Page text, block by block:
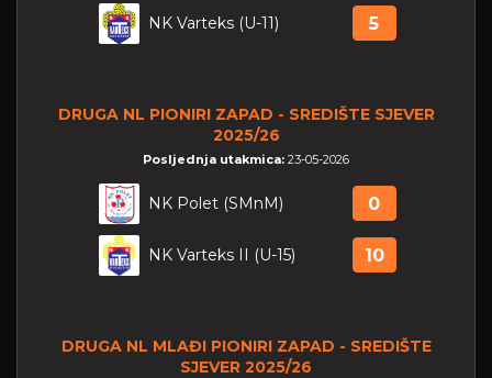
NK Varteks (U-11) 5
DRUGA NL PIONIRI ZAPAD - SREDIŠTE SJEVER
2025/26
Posljednja utakmica: 23-05-2026
NK Polet (SMnM) 0
NK Varteks II (U-15) 10
DRUGA NL MLAĐI PIONIRI ZAPAD - SREDIŠTE
SJEVER 2025/26